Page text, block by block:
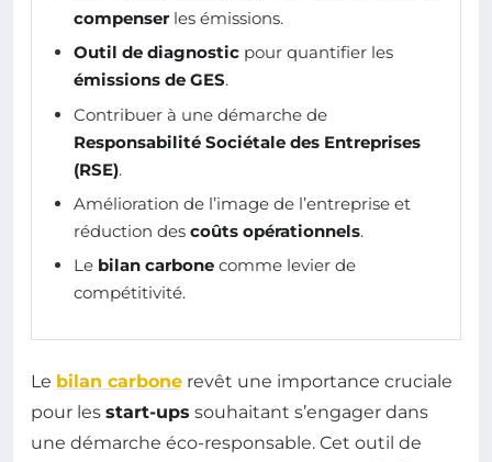
compenser les émissions.
Outil de diagnostic pour quantifier les
émissions de GES.
Contribuer à une démarche de
Responsabilité Sociétale des Entreprises
(RSE).
Amélioration de l’image de l’entreprise et
réduction des coûts opérationnels.
Le bilan carbone comme levier de
compétitivité.
Le bilan carbone revêt une importance cruciale
pour les start-ups souhaitant s’engager dans
une démarche éco-responsable. Cet outil de